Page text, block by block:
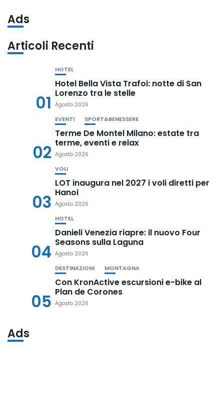
Ads
Articoli Recenti
01
HOTEL
Hotel Bella Vista Trafoi: notte di San
Lorenzo tra le stelle
Agosto 2026
02
EVENTI SPORT&BENESSERE
Terme De Montel Milano: estate tra
terme, eventi e relax
Agosto 2026
03
VOLI
LOT inaugura nel 2027 i voli diretti per
Hanoi
Agosto 2026
04
HOTEL
Danieli Venezia riapre: il nuovo Four
Seasons sulla Laguna
Agosto 2026
05
DESTINAZIONI MONTAGNA
Con KronActive escursioni e-bike al
Plan de Corones
Agosto 2026
Ads